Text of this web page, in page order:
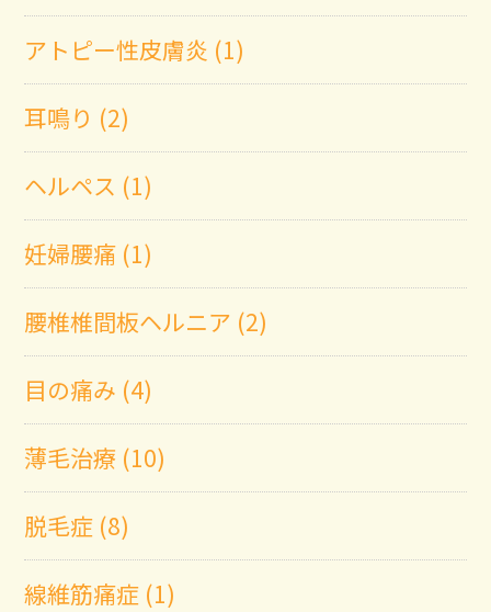
アトピー性皮膚炎 (1)
耳鳴り (2)
ヘルペス (1)
妊婦腰痛 (1)
腰椎椎間板ヘルニア (2)
目の痛み (4)
薄毛治療 (10)
脱毛症 (8)
線維筋痛症 (1)